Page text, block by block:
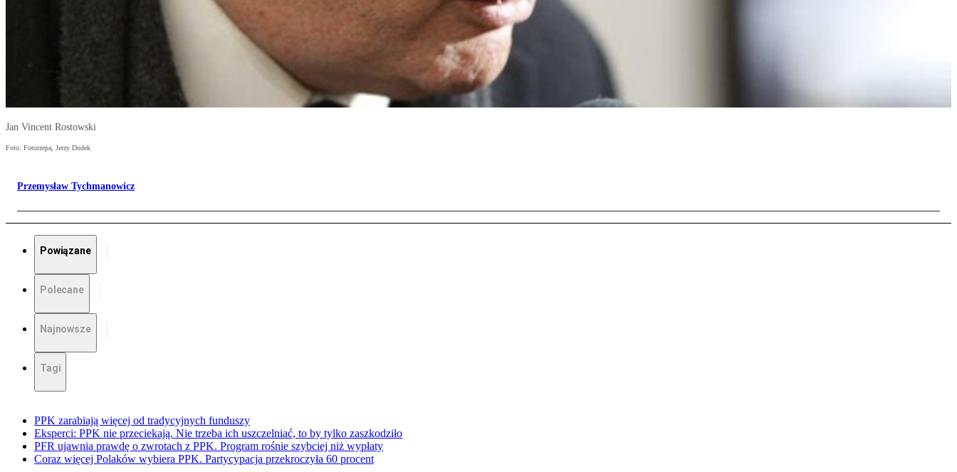
Jan Vincent Rostowski
Foto: Fotorzepa, Jerzy Dudek
Przemysław Tychmanowicz
Powiązane
Polecane
Najnowsze
Tagi
PPK zarabiają więcej od tradycyjnych funduszy
Eksperci: PPK nie przeciekają. Nie trzeba ich uszczelniać, to by tylko zaszkodziło
PFR ujawnia prawdę o zwrotach z PPK. Program rośnie szybciej niż wypłaty
Coraz więcej Polaków wybiera PPK. Partycypacja przekroczyła 60 procent